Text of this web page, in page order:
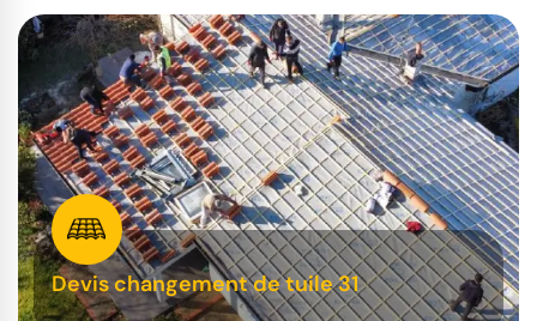
Devis changement de tuile 31